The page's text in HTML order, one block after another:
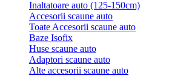
Inaltatoare auto (125-150cm)
Accesorii scaune auto
Toate Accesorii scaune auto
Baze Isofix
Huse scaune auto
Adaptori scaune auto
Alte accesorii scaune auto